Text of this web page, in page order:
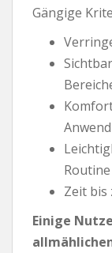
Gängige
Routine
Zeit bis
Einige